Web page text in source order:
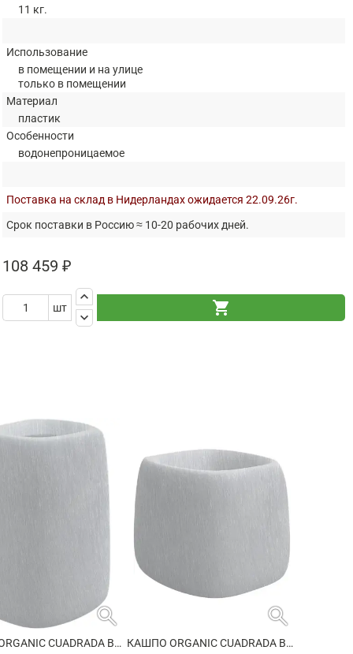
11 кг.
Использование
в помещении и на улице
только в помещении
Материал
пластик
Особенности
водонепроницаемое
Поставка на склад в Нидерландах ожидается 22.09.26г.
Срок поставки в Россию ≈ 10-20 рабочих дней.
108 459 ₽
шт
keyboard_arrow_up
keyboard_arrow_down
shopping_cart
search
КАШПО ORGANIC CUADRADA BASIC SQUARE HIGH
search
КАШПО ORGANIC CUADRADA BASIC SQUARE